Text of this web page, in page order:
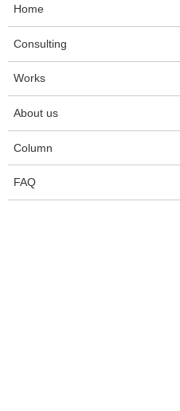
よくある質問
お問い合わせ
サイトマップ
ブHome
Consulting
Works
About us
Column
FAQ